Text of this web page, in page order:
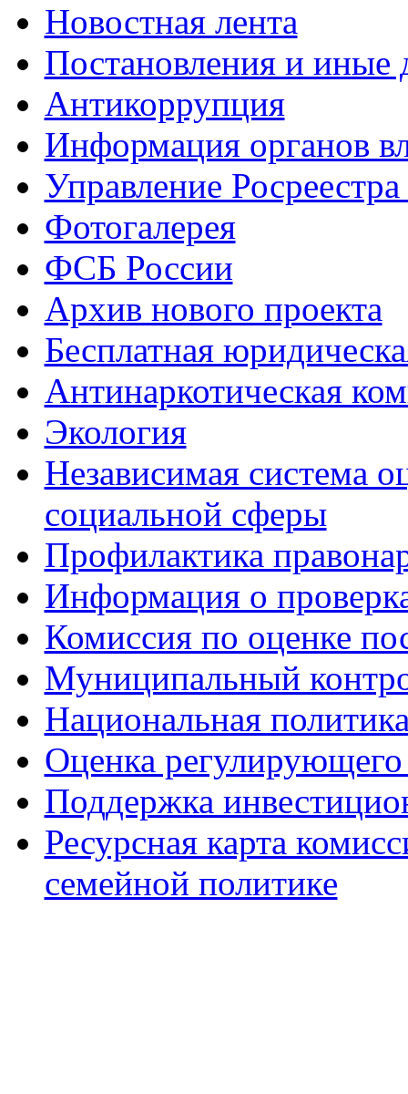
Новостная лента
Постановления и иные
Антикоррупция
Информация органов
Управление
Фотогалерея
ФСБ России
Архив нового проекта
Бесплатная
Антинаркотическая
Экология
Независимая система
социальной сферы
Профилактика
Информация о
Комиссия по оценке
Муниципальный
Национальная
Оценка регулирующего
Поддержка
Ресурсная карта
семейной политике